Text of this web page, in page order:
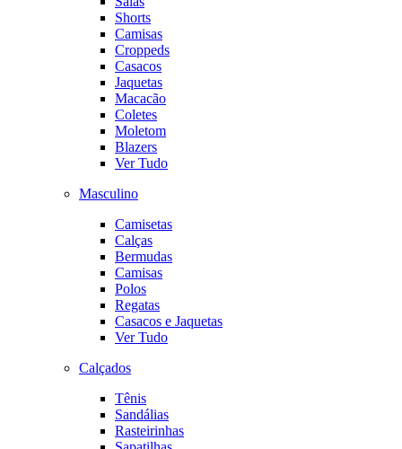
Shorts
Camisas
Croppeds
Casacos
Jaquetas
Macacão
Coletes
Moletom
Blazers
Ver Tudo
Masculino
Camisetas
Calças
Bermudas
Camisas
Polos
Regatas
Casacos e Jaquetas
Ver Tudo
Calçados
Tênis
Sandálias
Rasteirinhas